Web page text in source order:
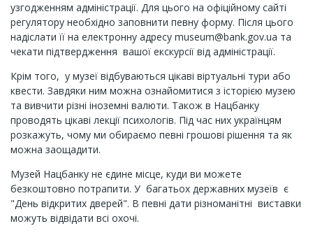
узгодженням адміністрації. Для цього на офіційному сайті
регулятору необхідно заповнити певну форму. Після цього
надіслати її на електронну адресу museum@bank.gov.ua та
чекати підтвердження вашої екскурсії від адміністрації.
Крім того, у музеї відбуваються цікаві віртуальні тури або
квести. Завдяки ним можна ознайомитися з історією музею
та вивчити різні іноземні валюти. Також в Нацбанку
проводять цікаві лекції психологів. Під час них українцям
розкажуть, чому ми обираємо певні грошові рішення та як
можна заощадити.
Музей Нацбанку не єдине місце, куди ви можете
безкоштовно потрапити. У багатьох державних музеїв є
"День відкритих дверей". В певні дати різноманітні виставки
можуть відвідати всі охочі.